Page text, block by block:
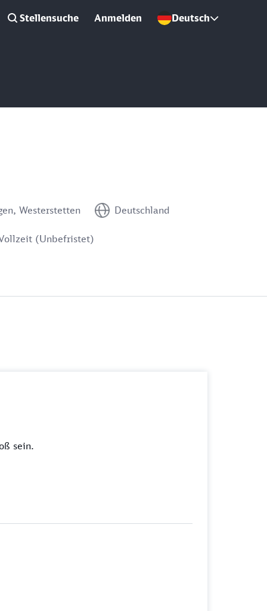
Stellensuche Anmelden Deutsch
Westerstetten Deutschland
(Unbefristet)
sein.